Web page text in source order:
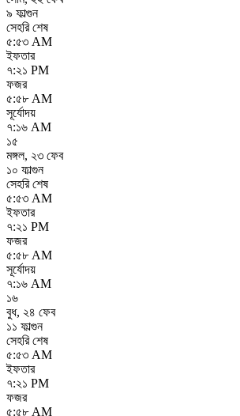
৯ ফাল্গুন
সেহরি শেষ
৫:৫৩ AM
ইফতার
৭:২১ PM
ফজর
৫:৫৮ AM
সূর্যোদয়
৭:১৬ AM
১৫
মঙ্গল, ২৩ ফেব
১০ ফাল্গুন
সেহরি শেষ
৫:৫৩ AM
ইফতার
৭:২১ PM
ফজর
৫:৫৮ AM
সূর্যোদয়
৭:১৬ AM
১৬
বুধ, ২৪ ফেব
১১ ফাল্গুন
সেহরি শেষ
৫:৫৩ AM
ইফতার
৭:২১ PM
ফজর
৫:৫৮ AM